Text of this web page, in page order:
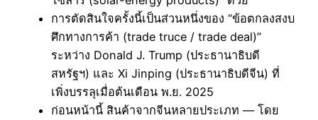
การตัดสินใจครั้งนี้เป็นส่วนหนึ่งของ “ข้อตกลงสงบ
ศึกทางการค้า (trade truce / trade deal)”
ระหว่าง Donald J. Trump (ประธานาธิบดี
สหรัฐฯ) และ Xi Jinping (ประธานาธิบดีจีน) ที่
เพิ่งบรรลุเมื่อต้นเดือน พ.ย. 2025
ก่อนหน้านี้ สินค้าจากจีนหลายประเภท — โดย